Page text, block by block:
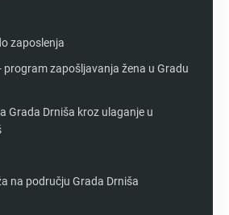
zaposlenja
program zapošljavanja žena u Gradu
Grada Drniša kroz ulaganje u
na području Grada Drniša